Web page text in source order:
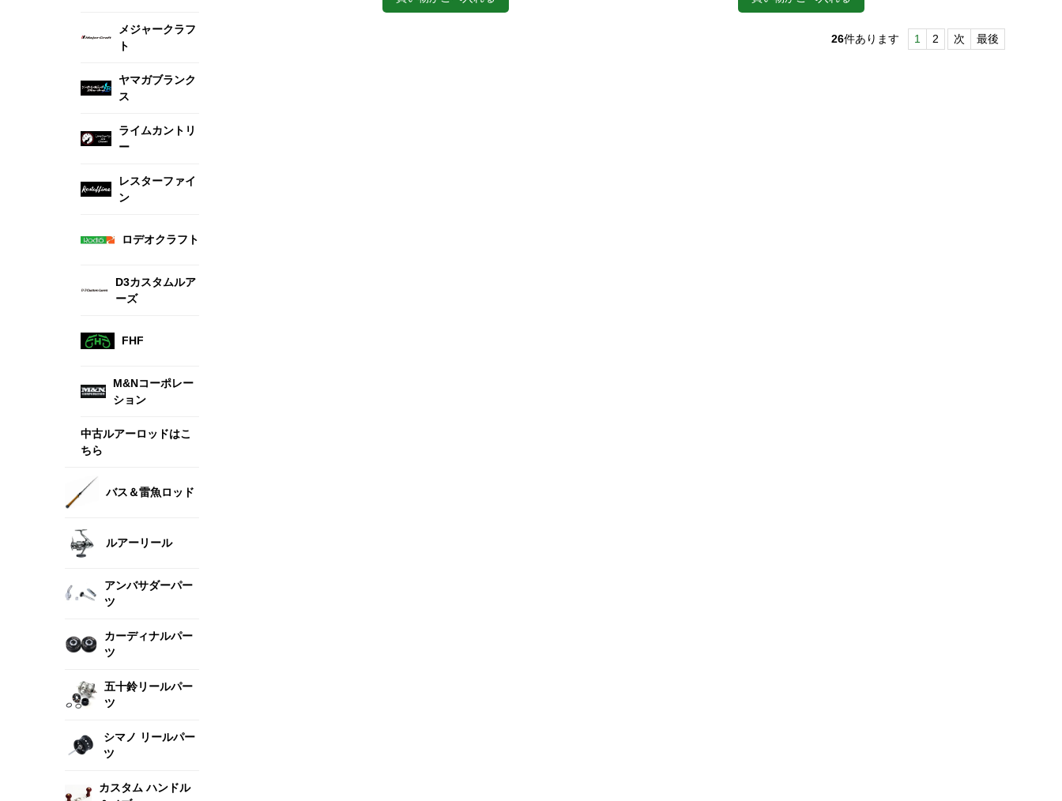
メジャークラフ
ト
ヤマガブランク
ス
ライムカントリ
ー
レスターファイ
ン
ロデオクラフト
D3カスタムルア
ーズ
FHF
M&Nコーポレー
ション
中古ルアーロッドはこ
ちら
バス＆雷魚ロッド
ルアーリール
アンバサダーパー
ツ
カーディナルパー
ツ
五十鈴リールパー
ツ
シマノ リールパー
ツ
カスタム ハンドル
26件あります 1 2 次 最後